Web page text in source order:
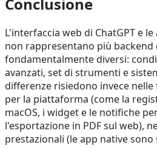
L'interfaccia web di ChatGPT e
non rappresentano più
fondamentalmente diversi:
avanzati, set di strumenti e
differenze risiedono invece
per la piattaforma (come la
macOS, i widget e le notifiche
l'esportazione in PDF sul web),
prestazionali (le app native